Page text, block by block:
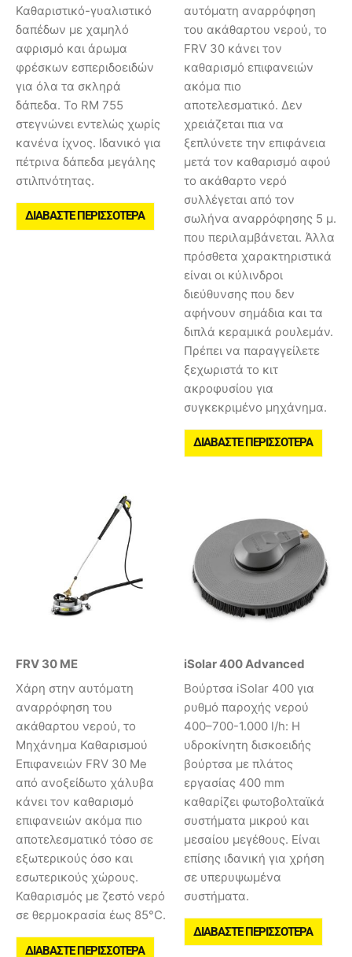
Καθαριστικό-γυαλιστικό
δαπέδων με χαμηλό
αφρισμό και άρωμα
φρέσκων εσπεριδοειδών
για όλα τα σκληρά
δάπεδα. Το RM 755
στεγνώνει εντελώς χωρίς
κανένα ίχνος. Ιδανικό για
πέτρινα δάπεδα μεγάλης
στιλπνότητας.
ΔΙΑΒΆΣΤΕ ΠΕΡΙΣΣΌΤΕΡΑ
αυτόματη αναρρόφηση
του ακάθαρτου νερού, το
FRV 30 κάνει τον
καθαρισμό επιφανειών
ακόμα πιο
αποτελεσματικό. Δεν
χρειάζεται πια να
ξεπλύνετε την επιφάνεια
μετά τον καθαρισμό αφού
το ακάθαρτο νερό
συλλέγεται από τον
σωλήνα αναρρόφησης 5 μ.
που περιλαμβάνεται. Άλλα
πρόσθετα χαρακτηριστικά
είναι οι κύλινδροι
διεύθυνσης που δεν
αφήνουν σημάδια και τα
διπλά κεραμικά ρουλεμάν.
Πρέπει να παραγγείλετε
ξεχωριστά το κιτ
ακροφυσίου για
συγκεκριμένο μηχάνημα.
ΔΙΑΒΆΣΤΕ ΠΕΡΙΣΣΌΤΕΡΑ
FRV 30 ME
Χάρη στην αυτόματη
αναρρόφηση του
ακάθαρτου νερού, το
Μηχάνημα Καθαρισμού
Επιφανειών FRV 30 Me
από ανοξείδωτο χάλυβα
κάνει τον καθαρισμό
επιφανειών ακόμα πιο
αποτελεσματικό τόσο σε
εξωτερικούς όσο και
εσωτερικούς χώρους.
Καθαρισμός με ζεστό νερό
σε θερμοκρασία έως 85°C.
ΔΙΑΒΆΣΤΕ ΠΕΡΙΣΣΌΤΕΡΑ
iSolar 400 Advanced
Βούρτσα iSolar 400 για
ρυθμό παροχής νερού
400–700-1.000 l/h: Η
υδροκίνητη δισκοειδής
βούρτσα με πλάτος
εργασίας 400 mm
καθαρίζει φωτοβολταϊκά
συστήματα μικρού και
μεσαίου μεγέθους. Είναι
επίσης ιδανική για χρήση
σε υπερυψωμένα
συστήματα.
ΔΙΑΒΆΣΤΕ ΠΕΡΙΣΣΌΤΕΡΑ